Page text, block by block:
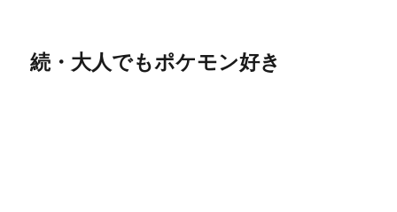
続・大人でもポケモン好き